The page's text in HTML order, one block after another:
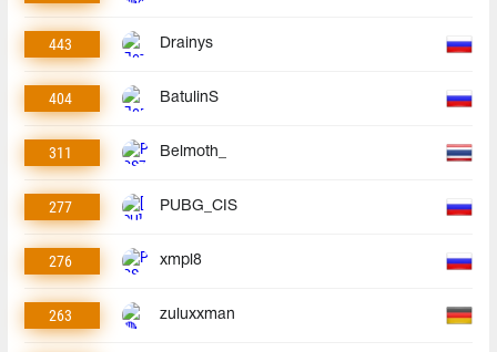
443 Drainys
404 BatulinS
311 Belmoth_
277 PUBG_CIS
276 xmpl8
263 zuluxxman